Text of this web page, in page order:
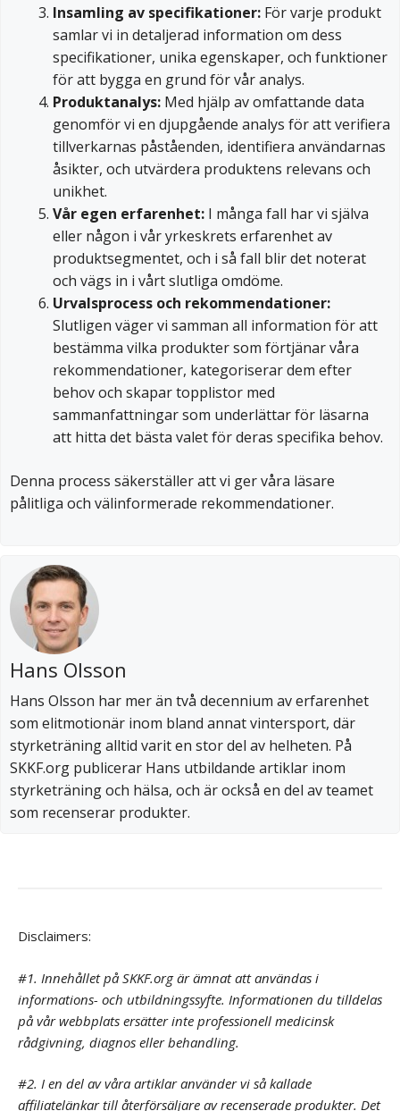
Insamling av specifikationer: För varje produkt
samlar vi in detaljerad information om dess
specifikationer, unika egenskaper, och funktioner
för att bygga en grund för vår analys.
Produktanalys: Med hjälp av omfattande data
genomför vi en djupgående analys för att verifiera
tillverkarnas påståenden, identifiera användarnas
åsikter, och utvärdera produktens relevans och
unikhet.
Vår egen erfarenhet: I många fall har vi själva
eller någon i vår yrkeskrets erfarenhet av
produktsegmentet, och i så fall blir det noterat
och vägs in i vårt slutliga omdöme.
Urvalsprocess och rekommendationer:
Slutligen väger vi samman all information för att
bestämma vilka produkter som förtjänar våra
rekommendationer, kategoriserar dem efter
behov och skapar topplistor med
sammanfattningar som underlättar för läsarna
att hitta det bästa valet för deras specifika behov.
Denna process säkerställer att vi ger våra läsare
pålitliga och välinformerade rekommendationer.
Hans Olsson
Hans Olsson har mer än två decennium av erfarenhet
som elitmotionär inom bland annat vintersport, där
styrketräning alltid varit en stor del av helheten. På
SKKF.org publicerar Hans utbildande artiklar inom
styrketräning och hälsa, och är också en del av teamet
som recenserar produkter.
Disclaimers:
#1. Innehållet på SKKF.org är ämnat att användas i
informations- och utbildningssyfte. Informationen du tilldelas
på vår webbplats ersätter inte professionell medicinsk
rådgivning, diagnos eller behandling.
#2. I en del av våra artiklar använder vi så kallade
affiliatelänkar till återförsäljare av recenserade produkter. Det